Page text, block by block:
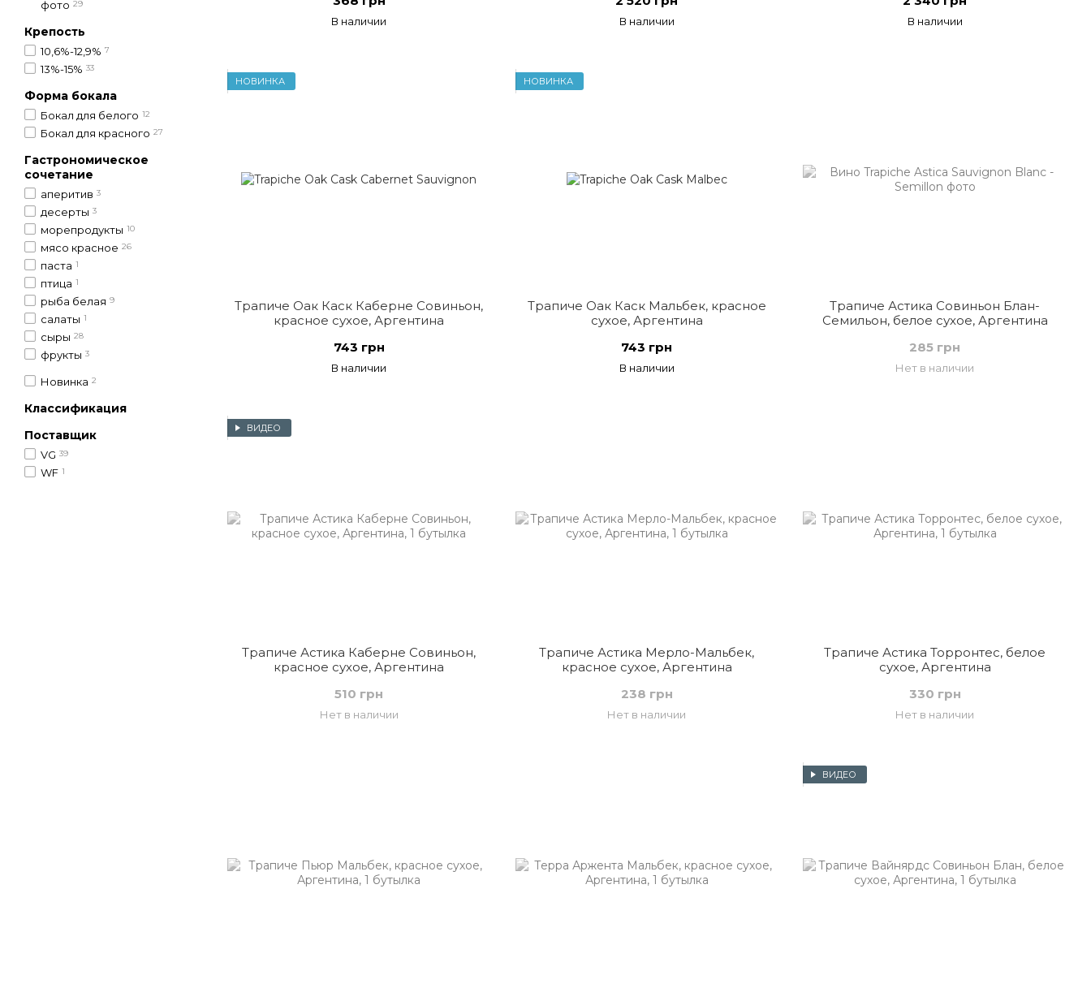
В наличии В наличии В наличии
НОВИНКА
Трапиче Оак Каск Каберне Совиньон,
красное сухое, Аргентина
743 грн
В наличии
НОВИНКА
Трапиче Оак Каск Мальбек, красное
сухое, Аргентина
743 грн
В наличии
Трапиче Астика Совиньон Блан-
Семильон, белое сухое, Аргентина
285 грн
Нет в наличии
ВИДЕО
Трапиче Астика Каберне Совиньон,
красное сухое, Аргентина
510 грн
Нет в наличии
Трапиче Астика Мерло-Мальбек,
красное сухое, Аргентина
238 грн
Нет в наличии
Трапиче Астика Торронтес, белое
сухое, Аргентина
330 грн
Нет в наличии
ВИДЕО
фото 29
Крепость
10,6%-12,9% 7
13%-15% 33
Форма бокала
Бокал для белого 12
Бокал для красного 27
Гастрономическое
сочетание
аперитив 3
десерты 3
морепродукты 10
мясо красное 26
паста 1
птица 1
рыба белая 9
салаты 1
сыры 28
фрукты 3
Новинка 2
Классификация
Поставщик
VG 39
WF 1